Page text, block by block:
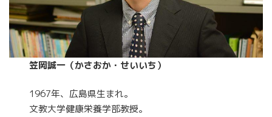
笠岡誠一（かさおか・せいいち）
1967年、広島県生まれ。
文教大学健康栄養学部教授。